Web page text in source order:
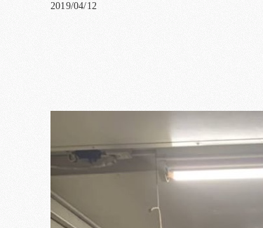
2019/04/12